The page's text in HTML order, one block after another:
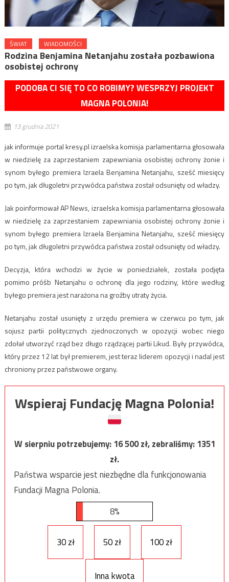
ŚWIAT WIADOMOŚCI
Rodzina Benjamina Netanjahu została pozbawiona
osobistej ochrony
PODOBA CI SIĘ TO CO ROBIMY? WESPRZYJ PROJEKT
MAGNA POLONIA!
13 grudnia 2021
jak informuje portal kresy.pl izraelska komisja parlamentarna głosowała
w niedzielę za zaprzestaniem zapewniania osobistej ochrony żonie i
synom byłego premiera Izraela Benjamina Netanjahu, sześć miesięcy
po tym, jak długoletni przywódca państwa został odsunięty od władzy.
Jak poinformował AP News, izraelska komisja parlamentarna głosowała
w niedzielę za zaprzestaniem zapewniania osobistej ochrony żonie i
synom byłego premiera Izraela Benjamina Netanjahu, sześć miesięcy
po tym, jak długoletni przywódca państwa został odsunięty od władzy.
Decyzja, która wchodzi w życie w poniedziałek, została podjęta
pomimo próśb Netanjahu o ochronę dla jego rodziny, które według
byłego premiera jest narażona na groźby utraty życia.
Netanjahu został usunięty z urzędu premiera w czerwcu po tym, jak
sojusz partii politycznych zjednoczonych w opozycji wobec niego
zdołał utworzyć rząd bez długo rządzącej partii Likud. Były przywódca,
który przez 12 lat był premierem, jest teraz liderem opozycji i nadal jest
chroniony przez państwowe organy.
Wspieraj Fundację Magna Polonia!
W sierpniu potrzebujemy:16 500zł, zebraliśmy:1351
zł.
Państwa wsparcie jest niezbędne dla funkcjonowania
Fundacji Magna Polonia.
8%
30 zł 50 zł 100 zł
Inna kwota